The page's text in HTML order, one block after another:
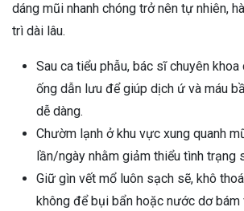
dáng mũi nhanh chóng trở nên tự nhiên,
trì dài lâu.
Sau ca tiểu phẫu, bác sĩ chuyên
ống dẫn lưu để giúp dịch ứ và máu
dễ dàng.
Chườm lạnh ở khu vực xung quanh
lần/ngày nhằm giảm thiểu tình trạng
Giữ gìn vết mổ luôn sạch sẽ, khô
không để bụi bẩn hoặc nước dơ bám